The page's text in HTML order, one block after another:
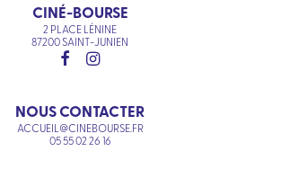
CINÉ-BOURSE
2 PLACE LÉNINE
87200 SAINT-JUNIEN
NOUS CONTACTER
ACCUEIL@CINEBOURSE.FR
05 55 02 26 16